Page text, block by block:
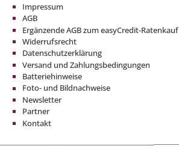
Impressum
AGB
Ergänzende AGB zum easyCredit-Ratenkauf
Widerrufsrecht
Datenschutzerklärung
Versand und Zahlungsbedingungen
Batteriehinweise
Foto- und Bildnachweise
Newsletter
Partner
Kontakt